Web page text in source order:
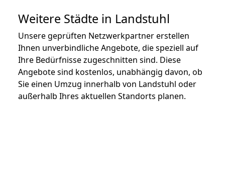
Weitere Städte in Landstuhl
Unsere geprüften Netzwerkpartner erstellen
Ihnen unverbindliche Angebote, die speziell auf
Ihre Bedürfnisse zugeschnitten sind. Diese
Angebote sind kostenlos, unabhängig davon, ob
Sie einen Umzug innerhalb von Landstuhl oder
außerhalb Ihres aktuellen Standorts planen.